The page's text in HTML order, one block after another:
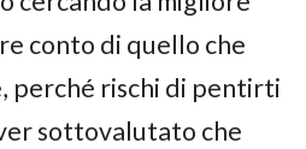
conto di quello che
perché rischi di pentirti
sottovalutato che